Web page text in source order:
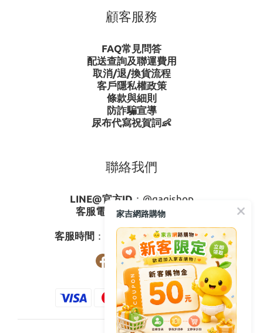
顧客服務
FAQ常見問答
配送查詢及聯運費用
取消/退/換貨流程
客戶隱私權政策
條款與細則
防詐騙宣導
尿布代寫祝賀詞👶
聯絡我們
LINE@官方ID ： @gagishop
客服電話 ：0800-273795
客服時間 ：週一至週五08:30-17:30
家吉網路購物